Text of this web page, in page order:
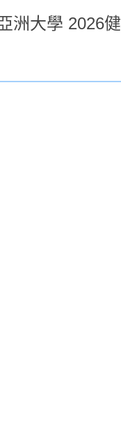
大學 2026